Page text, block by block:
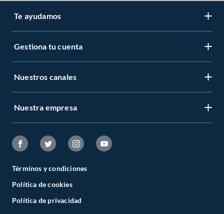
Te ayudamos
Gestiona tu cuenta
Nuestros canales
Nuestra empresa
Términos y condiciones
Política de cookies
Política de privacidad